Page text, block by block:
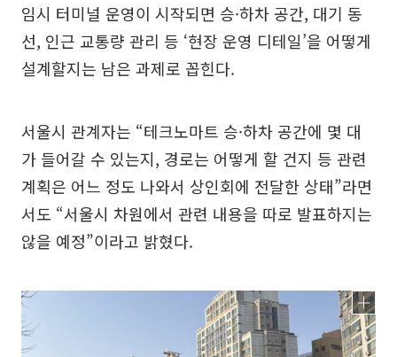
임시 터미널 운영이 시작되면 승·하차 공간, 대기 동
선, 인근 교통량 관리 등 ‘현장 운영 디테일’을 어떻게
설계할지는 남은 과제로 꼽힌다.
서울시 관계자는 “테크노마트 승·하차 공간에 몇 대
가 들어갈 수 있는지, 경로는 어떻게 할 건지 등 관련
계획은 어느 정도 나와서 상인회에 전달한 상태”라면
서도 “서울시 차원에서 관련 내용을 따로 발표하지는
않을 예정”이라고 밝혔다.